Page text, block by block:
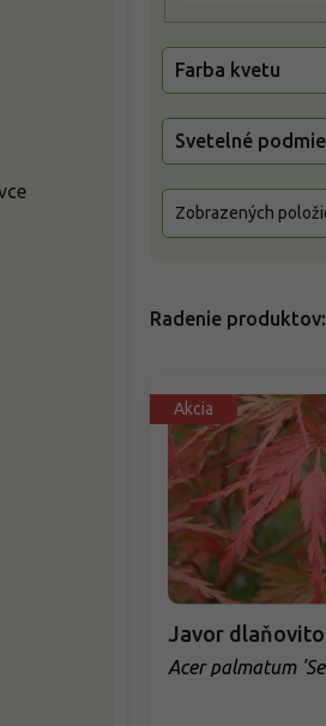
Radenie produktov
Farba kvetu
Svetelné
Zobrazených
Akcia
Javor
Acer palmatum